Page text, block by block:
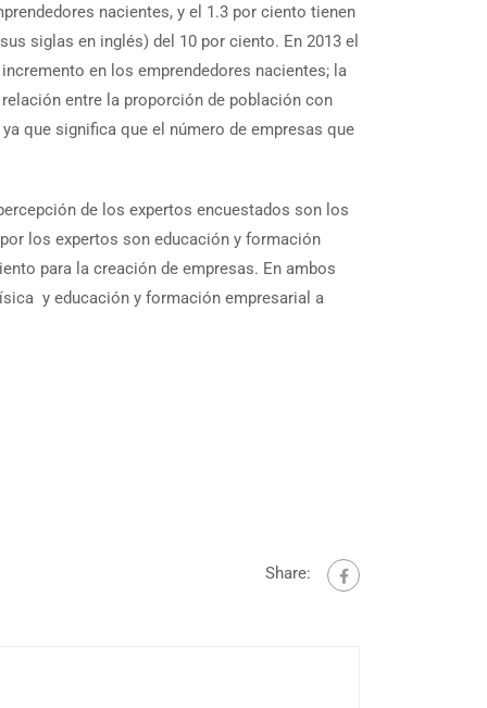
nacientes, y el 1.3 por ciento tienen
siglas en inglés) del 10 por ciento. En 2013 el
en los emprendedores nacientes; la
entre la proporción de población con
que significa que el número de empresas que
de los expertos encuestados son los
los expertos son educación y formación
para la creación de empresas. En ambos
y educación y formación empresarial a
Share: